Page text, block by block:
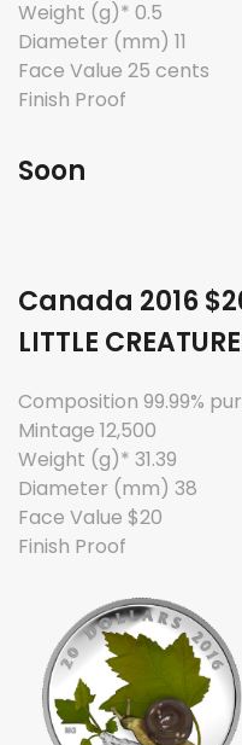
Weight (g)* 0.5
Diameter (mm) 11
Face Value 25 cents
Finish Proof
Soon
Canada 2016
LITTLE
Composition 99.99%
Mintage 12,500
Weight (g)* 31.39
Diameter (mm) 38
Face Value $20
Finish Proof